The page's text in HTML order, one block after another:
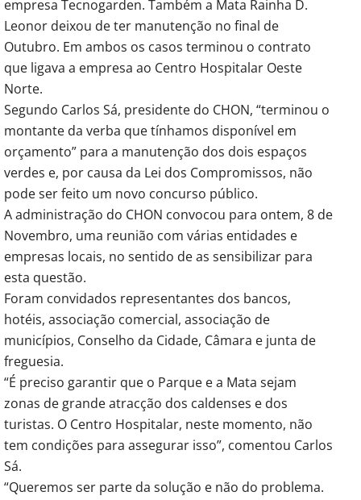
empresa Tecnogarden. Também a Mata Rainha D.
Leonor deixou de ter manutenção no final de
Outubro. Em ambos os casos terminou o contrato
que ligava a empresa ao Centro Hospitalar Oeste
Norte.
Segundo Carlos Sá, presidente do CHON, “terminou o
montante da verba que tínhamos disponível em
orçamento” para a manutenção dos dois espaços
verdes e, por causa da Lei dos Compromissos, não
pode ser feito um novo concurso público.
A administração do CHON convocou para ontem, 8 de
Novembro, uma reunião com várias entidades e
empresas locais, no sentido de as sensibilizar para
esta questão.
Foram convidados representantes dos bancos,
hotéis, associação comercial, associação de
municípios, Conselho da Cidade, Câmara e junta de
freguesia.
“É preciso garantir que o Parque e a Mata sejam
zonas de grande atracção dos caldenses e dos
turistas. O Centro Hospitalar, neste momento, não
tem condições para assegurar isso”, comentou Carlos
Sá.
“Queremos ser parte da solução e não do problema.